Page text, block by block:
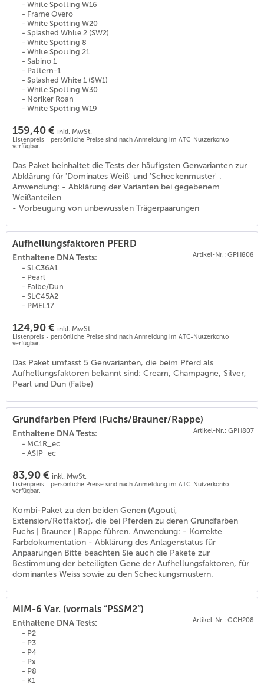
(18)
- White Spotting W16
- Frame Overo
- White Spotting W20
- Splashed White 2 (SW2)
- White Spotting 8
- White Spotting 21
- Sabino 1
- Pattern-1
- Splashed White 1 (SW1)
- White Spotting W30
- Noriker Roan
- White Spotting W19
159,40 € inkl. MwSt.
Listenpreis - persönliche Preise sind nach Anmeldung im ATC-Nutzerkonto
verfügbar.
Das Paket beinhaltet die Tests der häufigsten Genvarianten zur
Abklärung für 'Dominates Weiß' und 'Scheckenmuster' .
Anwendung: - Abklärung der Varianten bei gegebenem
Weißanteilen
- Vorbeugung von unbewussten Trägerpaarungen
Aufhellungsfaktoren PFERD
Artikel-Nr.: GPH808
Enthaltene DNA Tests:
- SLC36A1
- Pearl
- Falbe/Dun
- SLC45A2
- PMEL17
124,90 € inkl. MwSt.
Listenpreis - persönliche Preise sind nach Anmeldung im ATC-Nutzerkonto
verfügbar.
Das Paket umfasst 5 Genvarianten, die beim Pferd als
Aufhellungsfaktoren bekannt sind: Cream, Champagne, Silver,
Pearl und Dun (Falbe)
Grundfarben Pferd (Fuchs/Brauner/Rappe)
Artikel-Nr.: GPH807
Enthaltene DNA Tests:
- MC1R_ec
- ASIP_ec
83,90 € inkl. MwSt.
Listenpreis - persönliche Preise sind nach Anmeldung im ATC-Nutzerkonto
verfügbar.
Kombi-Paket zu den beiden Genen (Agouti,
Extension/Rotfaktor), die bei Pferden zu deren Grundfarben
Fuchs | Brauner | Rappe führen. Anwendung: - Korrekte
Farbdokumentation - Abklärung des Anlagenstatus für
Anpaarungen Bitte beachten Sie auch die Pakete zur
Bestimmung der beteiligten Gene der Aufhellungsfaktoren, für
dominantes Weiss sowie zu den Scheckungsmustern.
MIM-6 Var. (vormals “PSSM2”)
Artikel-Nr.: GCH208
Enthaltene DNA Tests:
- P2
- P3
- P4
- Px
- P8
- K1